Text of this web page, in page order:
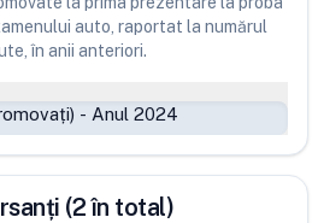
auto, raportat la numărul
în anii anteriori.
- Anul 2024
(2 în total)